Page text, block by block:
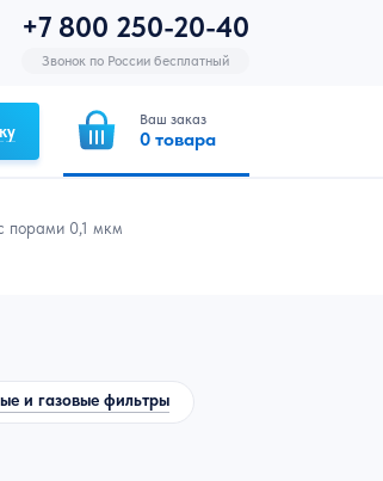
+7 800 250-20-40
Звонок по России бесплатный
Ваш заказ
0 товара
порами 0,1 мкм
и газовые фильтры